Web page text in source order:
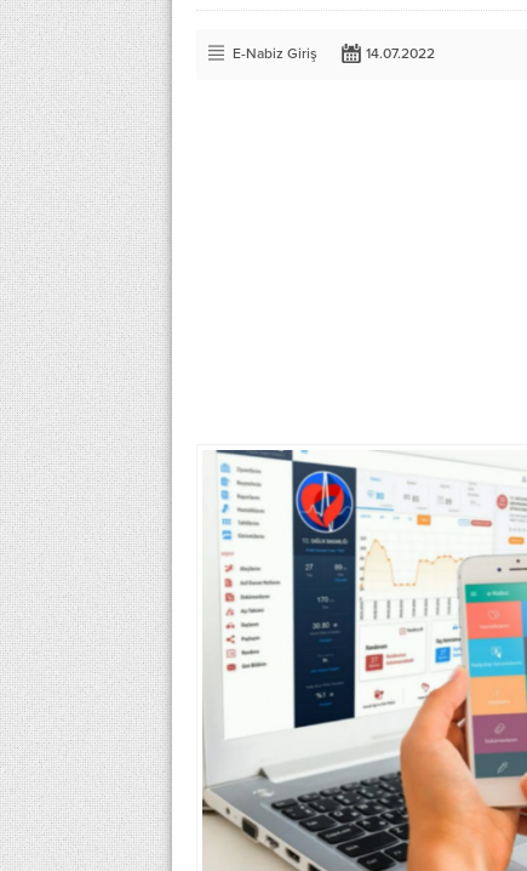
E-Nabiz Giriş 14.07.2022